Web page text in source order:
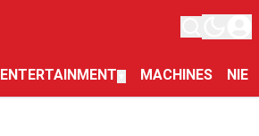
ENTERTAINMENT MACHINES